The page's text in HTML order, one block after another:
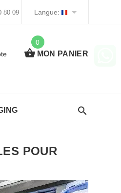
80 09 Langue:
0
MON PANIER
POUR